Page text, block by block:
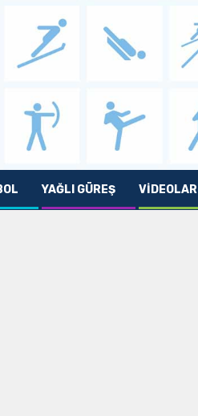
YAĞLI GÜREŞ VIDEOLAR